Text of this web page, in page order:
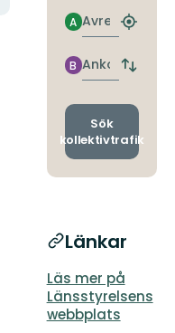
Avresa
A
Hitta
Ankomst
B
Byt
och
Sök
kollektivtrafik
Länkar
Läs mer på
Länsstyrelsens
webbplats